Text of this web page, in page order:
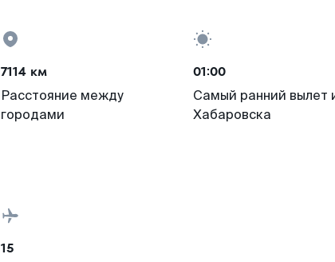
7114 км
Расстояние между
городами
01:00
Самый ранний вылет
Хабаровска
15